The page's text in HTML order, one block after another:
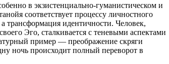
в экзистенциально-гуманистическом и
соответствует процессу личностного
трансформация идентичности. Человек,
Эго, сталкивается с теневыми аспектами
пример — преображение скряги
ночь происходит полный переворот в